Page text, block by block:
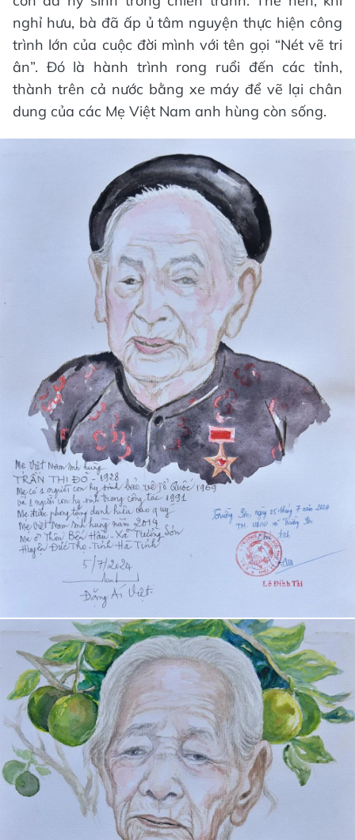
nghỉ hưu, bà đã ấp ủ tâm nguyện thực hiện công
trình lớn của cuộc đời mình với tên gọi “Nét vẽ tri
ân”. Đó là hành trình rong ruổi đến các tỉnh,
thành trên cả nước bằng xe máy để vẽ lại chân
dung của các Mẹ Việt Nam anh hùng còn sống.